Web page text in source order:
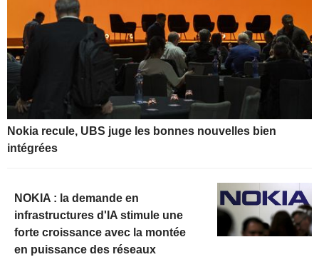
Nokia recule, UBS juge les bonnes nouvelles bien
intégrées
NOKIA : la demande en
infrastructures d'IA stimule une
forte croissance avec la montée
en puissance des réseaux